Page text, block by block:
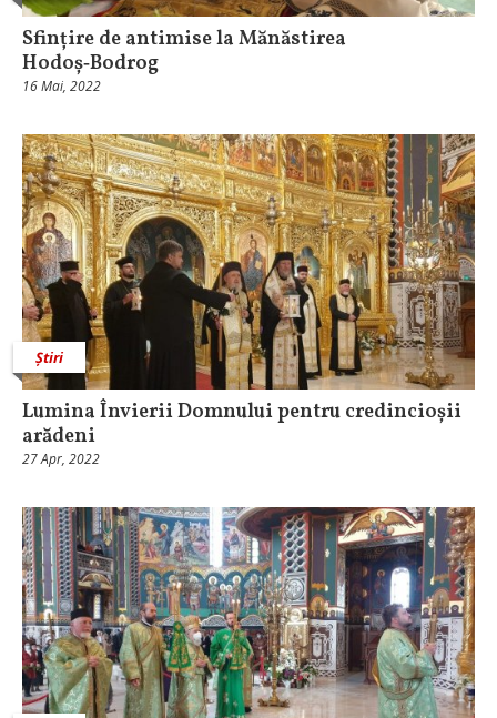
Sfințire de antimise la Mănăstirea
Hodoș‑Bodrog
16 Mai, 2022
Știri
Lumina Învierii Domnului pentru credincioșii
arădeni
27 Apr, 2022